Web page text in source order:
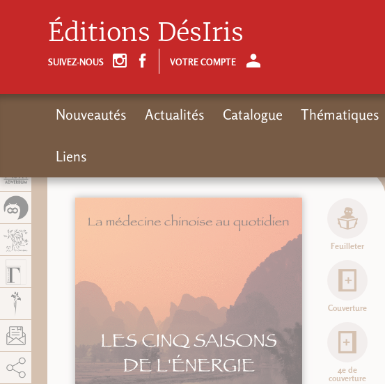
Feuilleter
Couverture
4e de
couverture
Éditions DésIris
SUIVEZ-NOUS VOTRE COMPTE
Nouveautés Actualités Catalogue Thématiques
Liens
AddThis está deshabilitado. Permitir